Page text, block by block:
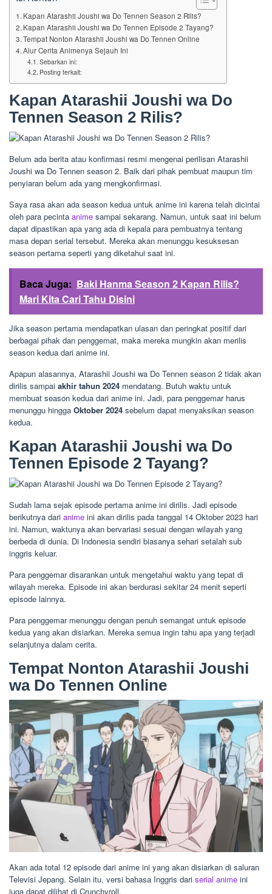
Kapan Atarashii Joushi wa Do Tennen Season 2 Rilis?
Kapan Atarashii Joushi wa Do Tennen Episode 2 Tayang?
Tempat Nonton Atarashii Joushi wa Do Tennen Online
Alur Cerita Animenya Sejauh Ini
Sebarkan ini:
Posting terkait:
Kapan Atarashii Joushi wa Do
Tennen Season 2 Rilis?
Belum ada berita atau konfirmasi resmi mengenai perilisan Atarashii
Joushi wa Do Tennen season 2. Baik dari pihak pembuat maupun tim
penyiaran belum ada yang mengkonfirmasi.
Saya rasa akan ada season kedua untuk anime ini karena telah dicintai
oleh para pecinta anime sampai sekarang. Namun, untuk saat ini belum
dapat dipastikan apa yang ada di kepala para pembuatnya tentang
masa depan serial tersebut. Mereka akan menunggu kesuksesan
season pertama seperti yang diketahui saat ini.
Baca Juga: Baki Hanma Season 2 Kapan Rilis?
Mari Kita Cari Tahu Disini
Jika season pertama mendapatkan ulasan dan peringkat positif dari
berbagai pihak dan penggemat, maka mereka mungkin akan merilis
season kedua dari anime ini.
Apapun alasannya, Atarashii Joushi wa Do Tennen season 2 tidak akan
dirilis sampai akhir tahun 2024 mendatang. Butuh waktu untuk
membuat season kedua dari anime ini. Jadi, para penggemar harus
menunggu hingga Oktober 2024 sebelum dapat menyaksikan season
kedua.
Kapan Atarashii Joushi wa Do
Tennen Episode 2 Tayang?
Sudah lama sejak episode pertama anime ini dirilis. Jadi episode
berikutnya dari anime ini akan dirilis pada tanggal 14 Oktober 2023 hari
ini. Namun, waktunya akan bervariasi sesuai dengan wilayah yang
berbeda di dunia. Di Indonesia sendiri biasanya sehari setalah sub
inggris keluar.
Para penggemar disarankan untuk mengetahui waktu yang tepat di
wilayah mereka. Episode ini akan berdurasi sekitar 24 menit seperti
episode lainnya.
Para penggemar menunggu dengan penuh semangat untuk episode
kedua yang akan disiarkan. Mereka semua ingin tahu apa yang terjadi
selanjutnya dalam cerita.
Tempat Nonton Atarashii Joushi
wa Do Tennen Online
Akan ada total 12 episode dari anime ini yang akan disiarkan di saluran
Televisi Jepang. Selain itu, versi bahasa Inggris dari serial anime ini
juga dapat dilihat di Crunchyroll.